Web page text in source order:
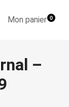
Mon panier0
–